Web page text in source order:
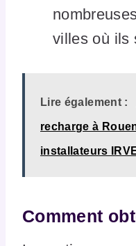
villes où ils
Lire également :
recharge à
installateurs
Comment